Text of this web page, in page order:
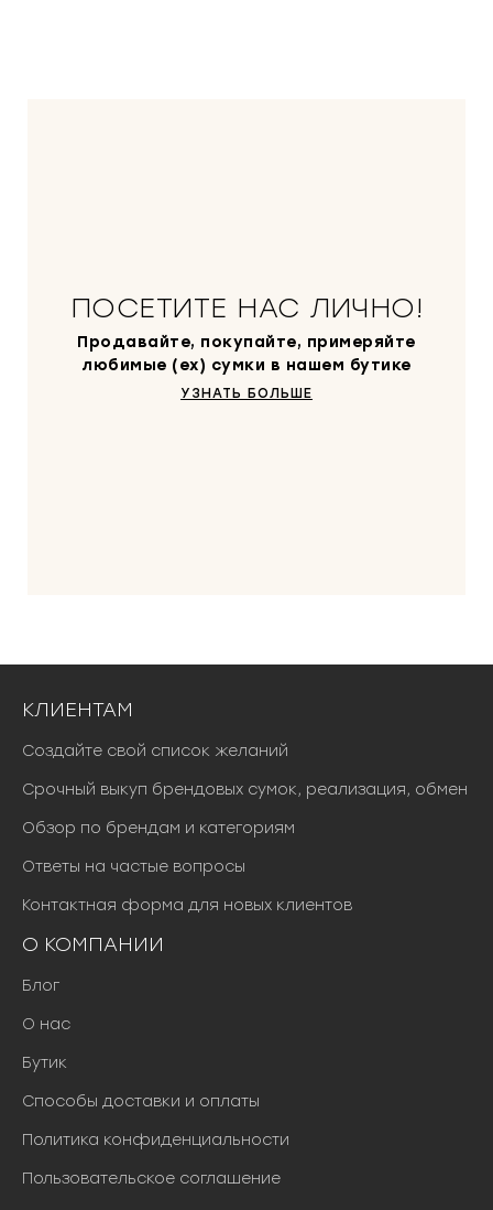
ПОСЕТИТЕ НАС ЛИЧНО!
Продавайте, покупайте, примеряйте
любимые (ex) сумки в нашем бутике
УЗНАТЬ БОЛЬШЕ
КЛИЕНТАМ
Создайте свой список желаний
Срочный выкуп брендовых сумок, реализация, обмен
Обзор по брендам и категориям
Ответы на частые вопросы
Контактная форма для новых клиентов
О КОМПАНИИ
Блог
О нас
Бутик
Способы доставки и оплаты
Политика конфиденциальности
Пользовательское соглашение